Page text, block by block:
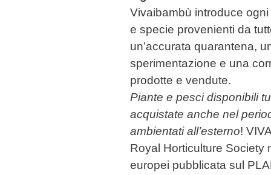
Vivaibambù introduce
e specie provenienti da
un’accurata quarantena,
sperimentazione e una
prodotte e vendute.
Piante e pesci disponibili
acquistate anche nel
ambientati all’esterno!
Royal Horticulture Society
europei pubblicata sul